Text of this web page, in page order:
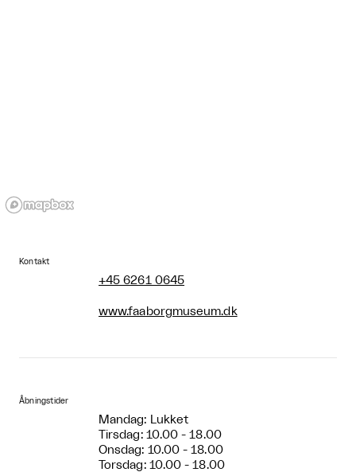
Kontakt
+45 6261 0645
www.faaborgmuseum.dk
Åbningstider
Mandag: Lukket
Tirsdag: 10.00 - 18.00
Onsdag: 10.00 - 18.00
Torsdag: 10.00 - 18.00